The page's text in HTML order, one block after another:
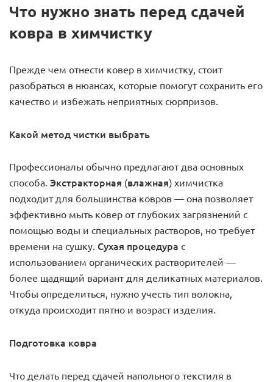
Что нужно знать перед сдачей
ковра в химчистку
Прежде чем отнести ковер в химчистку, стоит
разобраться в нюансах, которые помогут сохранить его
качество и избежать неприятных сюрпризов.
Какой метод чистки выбрать
Профессионалы обычно предлагают два основных
способа. Экстракторная (влажная) химчистка
подходит для большинства ковров — она позволяет
эффективно мыть ковер от глубоких загрязнений с
помощью воды и специальных растворов, но требует
времени на сушку. Сухая процедура с
использованием органических растворителей —
более щадящий вариант для деликатных материалов.
Чтобы определиться, нужно учесть тип волокна,
откуда происходит пятно и возраст изделия.
Подготовка ковра
Что делать перед сдачей напольного текстиля в